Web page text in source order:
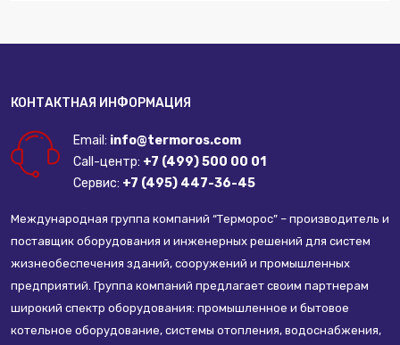
КОНТАКТНАЯ ИНФОРМАЦИЯ
Email: info@termoros.com
Call-центр: +7 (499) 500 00 01
Сервис: +7 (495) 447-36-45
Международная группа компаний “Терморос” – производитель и
поставщик оборудования и инженерных решений для систем
жизнеобеспечения зданий, сооружений и промышленных
предприятий. Группа компаний предлагает своим партнерам
широкий спектр оборудования: промышленное и бытовое
котельное оборудование, системы отопления, водоснабжения,